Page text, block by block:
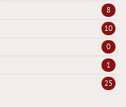
8
10
0
1
25